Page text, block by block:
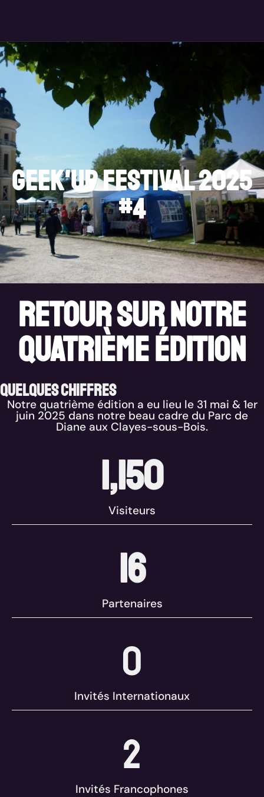
Geek'Up Festival 2025
#4
retour sur notre
quatrième édition
Quelques chiffres
Notre quatrième édition a eu lieu le 31 mai & 1er
juin 2025 dans notre beau cadre du Parc de
Diane aux Clayes-sous-Bois.
Visiteurs
1,150
Partenaires
16
Invités Internationaux
0
Invités Francophones
2